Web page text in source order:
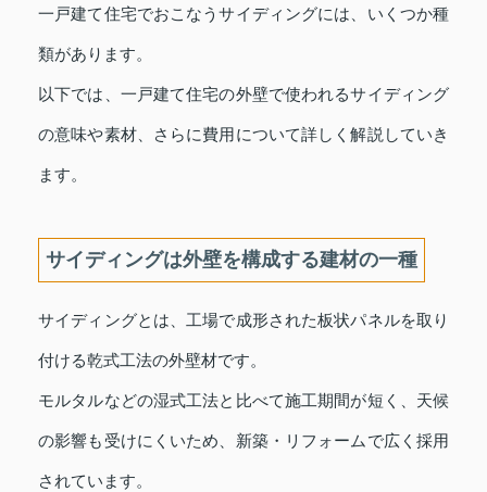
一戸建て住宅でおこなうサイディングには、いくつか種
類があります。
以下では、一戸建て住宅の外壁で使われるサイディング
の意味や素材、さらに費用について詳しく解説していき
ます。
サイディングは外壁を構成する建材の一種
サイディングとは、工場で成形された板状パネルを取り
付ける乾式工法の外壁材です。
モルタルなどの湿式工法と比べて施工期間が短く、天候
の影響も受けにくいため、新築・リフォームで広く採用
されています。